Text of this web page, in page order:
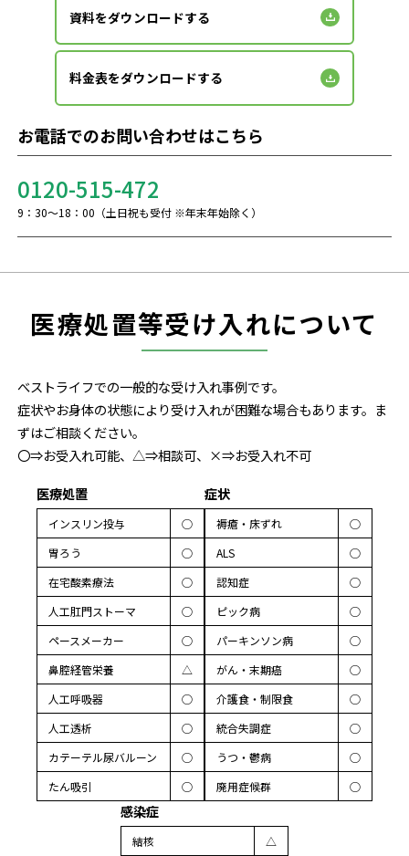
資料をダウンロードする
料金表をダウンロードする
お電話でのお問い合わせはこちら
0120-515-472
9：30～18：00（土日祝も受付 ※年末年始除く）
医療処置等受け入れについて
べストライフでの一般的な受け入れ事例です。
症状やお身体の状態により受け入れが困難な場合もあります。ま
ずはご相談ください。
〇⇒お受入れ可能、△⇒相談可、×⇒お受入れ不可
医療処置
インスリン投与
◯
胃ろう
◯
在宅酸素療法
◯
人工肛門ストーマ
◯
ペースメーカー
◯
鼻腔経管栄養
△
人工呼吸器
◯
人工透析
◯
カテーテル尿バルーン
◯
たん吸引
◯
症状
褥瘡・床ずれ
◯
ALS
◯
認知症
◯
ピック病
◯
パーキンソン病
◯
がん・末期癌
◯
介護食・制限食
◯
統合失調症
◯
うつ・鬱病
◯
廃用症候群
◯
感染症
結核
△